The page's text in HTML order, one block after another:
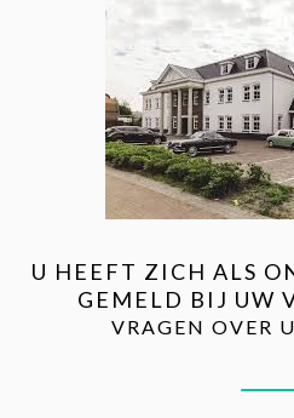
U HEEFT ZICH ALS
GEMELD BIJ UW
VRAGEN OVER